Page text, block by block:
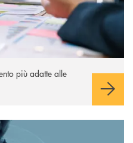
più adatte alle